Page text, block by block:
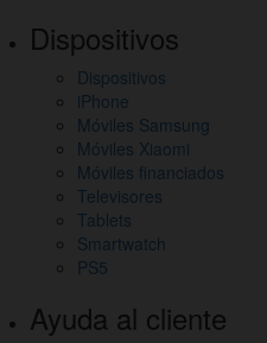
Dispositivos
Dispositivos
iPhone
Móviles Samsung
Móviles Xiaomi
Móviles financiados
Televisores
Tablets
Smartwatch
PS5
Ayuda al cliente